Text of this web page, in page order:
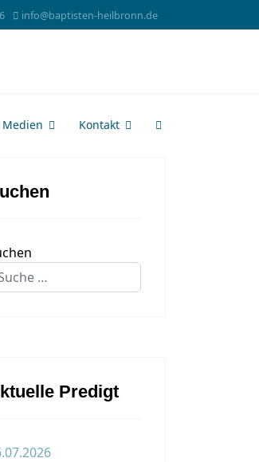
info@baptisten-heilbronn.de
Medien Kontakt
Predigt